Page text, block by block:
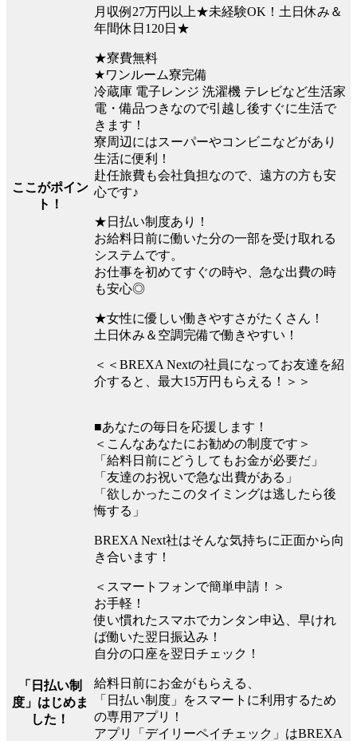
ここがポイン
ト！
月収例27万円以上★未経験OK！土日休み＆
年間休日120日★
★寮費無料
★ワンルーム寮完備
冷蔵庫 電子レンジ 洗濯機 テレビなど生活家
電・備品つきなので引越し後すぐに生活で
きます！
寮周辺にはスーパーやコンビニなどがあり
生活に便利！
赴任旅費も会社負担なので、遠方の方も安
心です♪
★日払い制度あり！
お給料日前に働いた分の一部を受け取れる
システムです。
お仕事を初めてすぐの時や、急な出費の時
も安心◎
★女性に優しい働きやすさがたくさん！
土日休み＆空調完備で働きやすい！
＜＜BREXA Nextの社員になってお友達を紹
介すると、最大15万円もらえる！＞＞
「日払い制
度」はじめま
した！
■あなたの毎日を応援します！
＜こんなあなたにお勧めの制度です＞
「給料日前にどうしてもお金が必要だ」
「友達のお祝いで急な出費がある」
「欲しかったこのタイミングは逃したら後
悔する」
BREXA Next社はそんな気持ちに正面から向
き合います！
＜スマートフォンで簡単申請！＞
お手軽！
使い慣れたスマホでカンタン申込、早けれ
ば働いた翌日振込み！
自分の口座を翌日チェック！
給料日前にお金がもらえる、
「日払い制度」をスマートに利用するため
の専用アプリ！
アプリ「デイリーペイチェック」はBREXA